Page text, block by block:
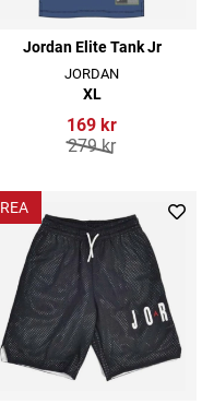
Jordan Elite Tank Jr
JORDAN
XL
169 kr
279 kr
REA